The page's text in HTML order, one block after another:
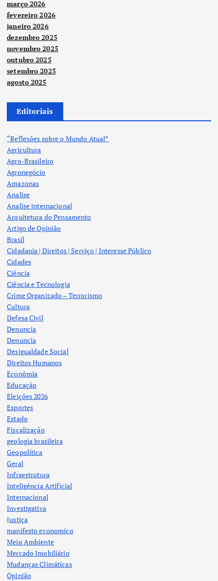
março 2026
fevereiro 2026
janeiro 2026
dezembro 2025
novembro 2025
outubro 2025
setembro 2025
agosto 2025
Editoriais
“Reflexões sobre o Mundo Atual”
Agricultura
Agro-Brasileiro
Agronegócio
Amazonas
Analise
Analise internacional
Arquitetura do Pensamento
Artigo de Opinião
Brasil
Cidadania | Direitos | Serviço | Interesse Público
Cidades
Ciência
Ciência e Tecnologia
Crime Organizado – Terrorismo
Cultura
Defesa Civil
Denuncia
Denuncia
Desigualdade Social
Direitos Humanos
Econômia
Educação
Eleições 2026
Esportes
Estado
Fiscalização
geologia brasileira
Geopolítica
Geral
Infraestrutura
Inteligência Artificial
Internacional
Investigativa
Justiça
manifesto economico
Meio Ambiente
Mercado Imobiliário
Mudanças Climáticas
Opinião